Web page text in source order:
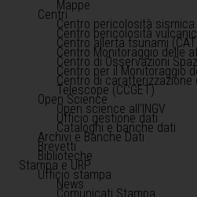
Mappe
Centri
Centro pericolosità sismica
Centro pericolosità
Centro allerta tsunami
Centro Monitoraggio delle
Centro di Osservazioni
Centro per il Monitoraggio
Centro di
Telescope (CCGET)
Open Science
Open science all'INGV
Ufficio gestione dati
Cataloghi e banche dati
Archivi e Banche Dati
Brevetti
Biblioteche
Stampa e URP
Ufficio stampa
News
Comunicati Stampa